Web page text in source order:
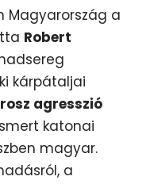
Magyarország a
Robert
kárpátaljai
agresszió
katonai
magyar.
a